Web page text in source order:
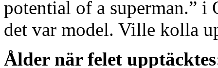
potential of a superman.”
det var model. Ville kolla
Ålder när felet